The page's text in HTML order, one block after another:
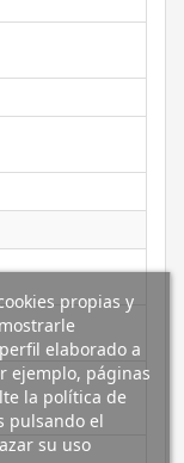
propias y
elaborado a
ejemplo, páginas
la política de
pulsando el
su uso